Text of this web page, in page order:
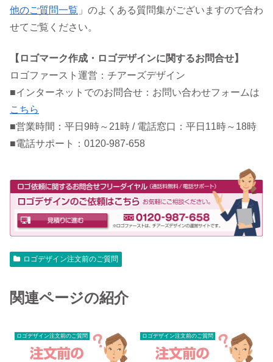
他のご質問一覧 」のよくある質問集がございますので合わ
せてご覧ください。
【ロゴマーク作成・ロゴデザインに関するお問合せ】
ロゴファースト運営：チアーズデザイン
■インターネットでのお問合せ：お問い合わせフォームは
こちら
■営業時間：平日9時～21時 / 電話窓口：平日11時～18時
■電話サポート：0120-987-658
ロゴデザイン注文前のご質問
関連ページの紹介
ロゴデザイン注文前のご質問 ロゴデザイン注文前のご質問